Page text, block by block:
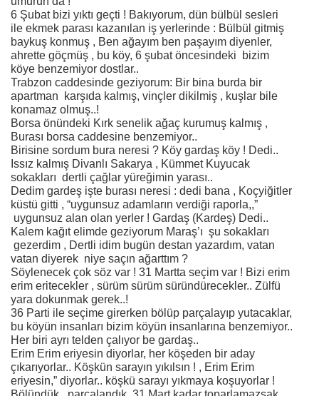
6 Şubat bizi yıktı geçti ! Bakıyorum, dün bülbül sesleri
ile ekmek parası kazanılan iş yerlerinde : Bülbül gitmiş
baykuş konmuş , Ben ağayım ben paşayım diyenler,
ahrette göçmüş , bu köy, 6 şubat öncesindeki bizim
köye benzemiyor dostlar..
Trabzon caddesinde geziyorum: Bir bina burda bir
apartman karşıda kalmış, vinçler dikilmiş , kuşlar bile
konamaz olmuş..!
Borsa önündeki Kırk senelik ağaç kurumuş kalmış ,
Burası borsa caddesine benzemiyor..
Birisine sordum bura neresi ? Köy gardaş köy ! Dedi..
Issız kalmış Divanlı Sakarya , Kümmet Kuyucak
sokakları dertli çağlar yüreğimin yarası..
Dedim gardeş işte burası neresi : dedi bana , Koçyiğitler
küstü gitti , “uygunsuz adamların verdiği raporla,,”
uygunsuz alan olan yerler ! Gardaş (Kardeş) Dedi..
Kalem kağıt elimde geziyorum Maraş’ı şu sokakları
gezerdim , Dertli idim bugün destan yazardım, vatan
vatan diyerek niye saçın ağarttım ?
Söylenecek çok söz var ! 31 Martta seçim var ! Bizi erim
erim eritecekler , sürüm sürüm süründürecekler.. Zülfü
yara dokunmak gerek..!
36 Parti ile seçime girerken bölüp parçalayıp yutacaklar,
bu köyün insanları bizim köyün insanlarına benzemiyor..
Her biri ayrı telden çalıyor be gardaş..
Erim Erim eriyesin diyorlar, her köşeden bir aday
çıkarıyorlar.. Köşkün sarayın yıkılsın ! , Erim Erim
eriyesin,” diyorlar.. köşkü sarayı yıkmaya koşuyorlar !